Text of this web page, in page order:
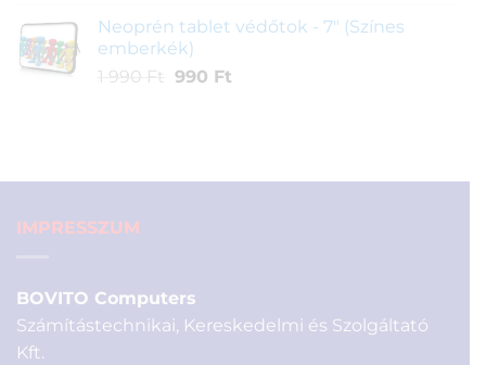
was:
990 Ft.
is:
Neoprén tablet védőtok - 7" (Színes
emberkék)
1 990 Ft Original
990 FtCurrent
IMPRESSZUM
BOVITO Computers
Számítástechnikai, Kereskedelmi és Szolgáltató
Kft.